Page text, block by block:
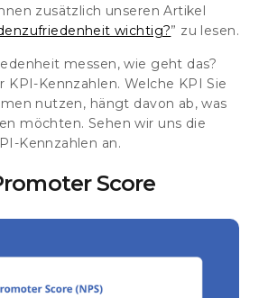
zusätzlich unseren Artikel
wichtig?” zu lesen.
messen, wie geht das?
KPI-Kennzahlen. Welche KPI Sie
nutzen, hängt davon ab, was
möchten. Sehen wir uns die
Kennzahlen an.
Score